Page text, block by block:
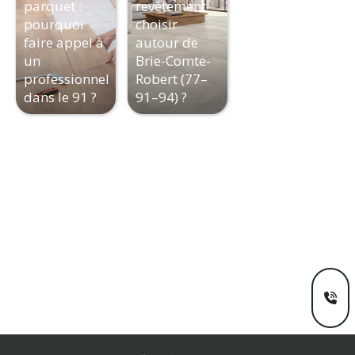
parquet :
pourquoi
faire appel à
un
professionnel
dans le 91 ?
revêtement
choisir
autour de
Brie-Comte-
Robert (77–
91–94) ?